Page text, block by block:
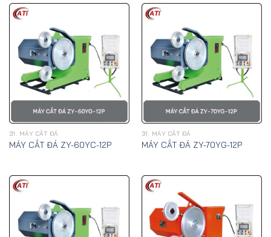
31. MÁY CẮT ĐÁ
MÁY CẮT ĐÁ ZY-60YC-12P
31. MÁY CẮT ĐÁ
MÁY CẮT ĐÁ ZY-70YG-12P